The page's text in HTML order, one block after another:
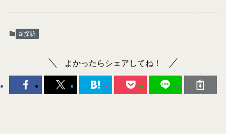
ai探訪
よかったらシェアしてね！